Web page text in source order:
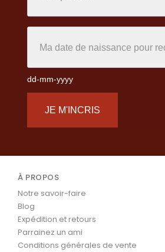
dd-mm-yyyy
JE M'INCRIS
À PROPOS
Notre savoir-faire
Blog
Expédition et retours
Parrainez un ami
Conditions générales de vente